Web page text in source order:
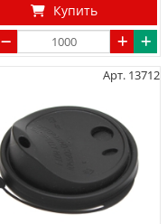
Купить
Арт. 13712